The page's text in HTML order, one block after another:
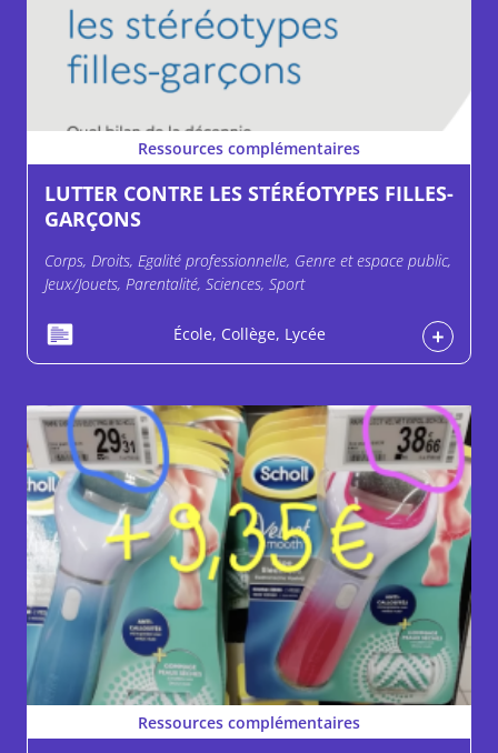
Ressources complémentaires
LUTTER CONTRE LES STÉRÉOTYPES FILLES-
GARÇONS
Corps, Droits, Egalité professionnelle, Genre et espace public,
Jeux/Jouets, Parentalité, Sciences, Sport
École, Collège, Lycée
Ressources complémentaires